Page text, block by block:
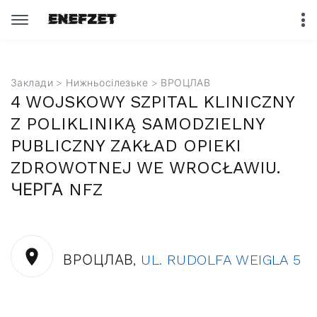
Заклади > Нижньосілезьке > ВРОЦЛАВ
4 WOJSKOWY SZPITAL KLINICZNY
Z POLIKLINIKĄ SAMODZIELNY
PUBLICZNY ZAKŁAD OPIEKI
ZDROWOTNEJ WE WROCŁAWIU.
ЧЕРГА NFZ
ВРОЦЛАВ, UL. RUDOLFA WEIGLA 5